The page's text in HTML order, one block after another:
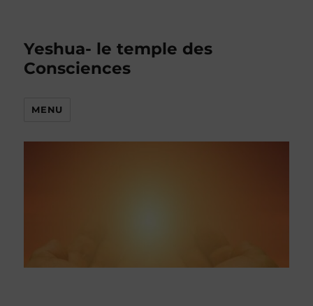
Yeshua- le temple des
Consciences
MENU